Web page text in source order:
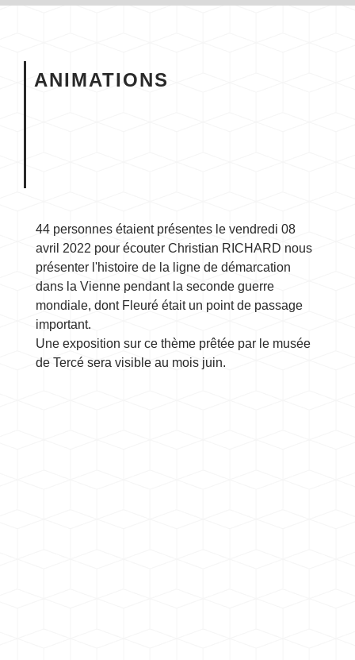
ANIMATIONS
44 personnes étaient présentes le vendredi 08
avril 2022 pour écouter Christian RICHARD nous
présenter l'histoire de la ligne de démarcation
dans la Vienne pendant la seconde guerre
mondiale, dont Fleuré était un point de passage
important.
Une exposition sur ce thème prêtée par le musée
de Tercé sera visible au mois juin.